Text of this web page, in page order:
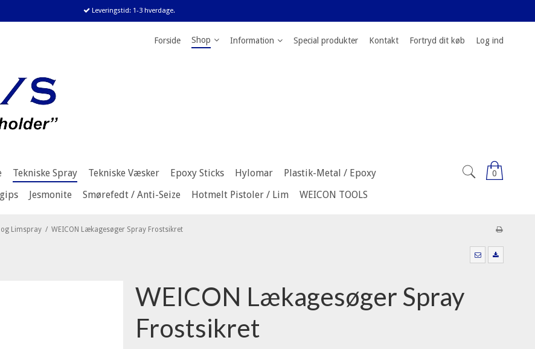
Leveringstid: 1-3 hverdage.
Forside Shop Information Special produkter Kontakt Fortryd dit køb Log ind
0
Tekniske Spray Tekniske Væsker Epoxy Sticks Hylomar
Plastik-Metal / Epoxy
Jesmonite Smørefedt / Anti-Seize Hotmelt Pistoler / Lim WEICON TOOLS
Limspray / WEICON Lækagesøger Spray Frostsikret
WEICON Lækagesøger Spray
Frostsikret